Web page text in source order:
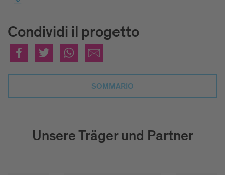
Condividi il progetto
SOMMARIO
Unsere Träger und Partner